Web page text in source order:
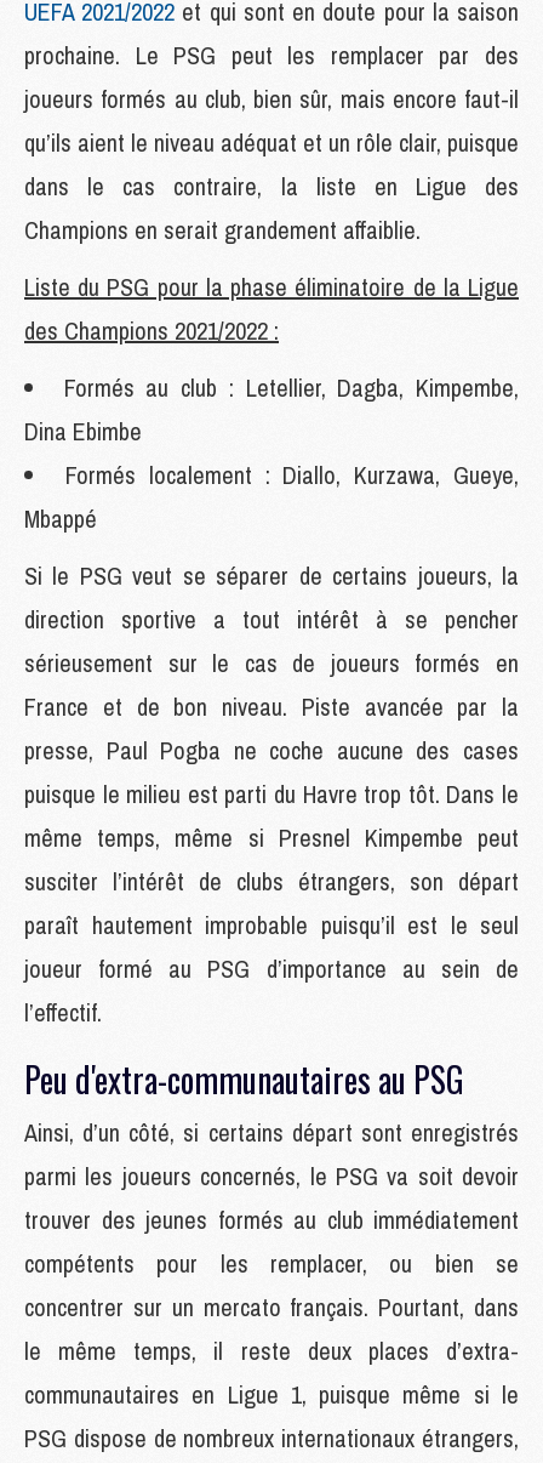
UEFA 2021/2022 et qui sont en doute pour la saison
prochaine. Le PSG peut les remplacer par des
joueurs formés au club, bien sûr, mais encore faut-il
qu’ils aient le niveau adéquat et un rôle clair, puisque
dans le cas contraire, la liste en Ligue des
Champions en serait grandement affaiblie.
Liste du PSG pour la phase éliminatoire de la Ligue
des Champions 2021/2022 :
Formés au club : Letellier, Dagba, Kimpembe,
Dina Ebimbe
Formés localement : Diallo, Kurzawa, Gueye,
Mbappé
Si le PSG veut se séparer de certains joueurs, la
direction sportive a tout intérêt à se pencher
sérieusement sur le cas de joueurs formés en
France et de bon niveau. Piste avancée par la
presse, Paul Pogba ne coche aucune des cases
puisque le milieu est parti du Havre trop tôt. Dans le
même temps, même si Presnel Kimpembe peut
susciter l’intérêt de clubs étrangers, son départ
paraît hautement improbable puisqu’il est le seul
joueur formé au PSG d’importance au sein de
l’effectif.
Peu d'extra-communautaires au PSG
Ainsi, d’un côté, si certains départ sont enregistrés
parmi les joueurs concernés, le PSG va soit devoir
trouver des jeunes formés au club immédiatement
compétents pour les remplacer, ou bien se
concentrer sur un mercato français. Pourtant, dans
le même temps, il reste deux places d’extra-
communautaires en Ligue 1, puisque même si le
PSG dispose de nombreux internationaux étrangers,